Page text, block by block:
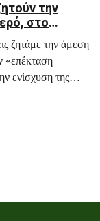
την
στο
ζητάμε την άμεση
«επέκταση
ενίσχυση της